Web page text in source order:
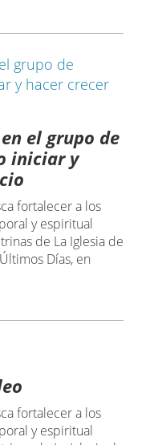
el grupo de
iniciar y
fortalecer a los
y espiritual
de La Iglesia de
Días, en
fortalecer a los
y espiritual